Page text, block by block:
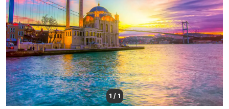
1 / 1